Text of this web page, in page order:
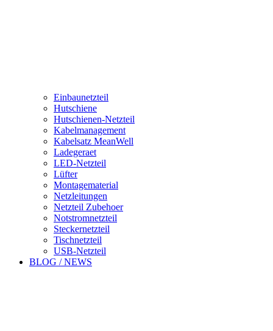
Einbaunetzteil
Hutschiene
Hutschienen-Netzteil
Kabelmanagement
Kabelsatz MeanWell
Ladegeraet
LED-Netzteil
Lüfter
Montagematerial
Netzleitungen
Netzteil Zubehoer
Notstromnetzteil
Steckernetzteil
Tischnetzteil
USB-Netzteil
BLOG / NEWS